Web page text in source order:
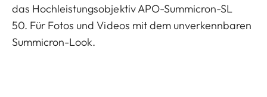
das Hochleistungsobjektiv APO-Summicron-SL
50. Für Fotos und Videos mit dem unverkennbaren
Summicron-Look.